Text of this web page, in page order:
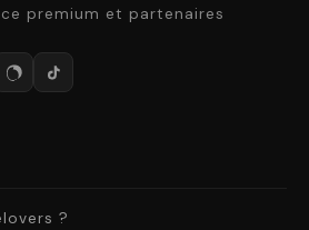
premium et partenaires
?